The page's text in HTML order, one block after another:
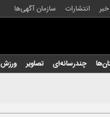
انتشارات سازمان آگهی‌ها
چندرسانه‌ای تصاویر ورزش